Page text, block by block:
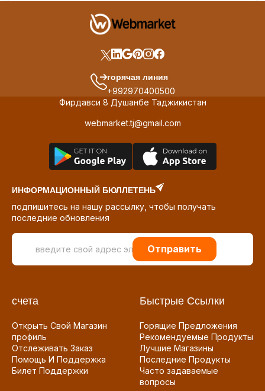
горячая линия
+992970400500
Фирдавси 8 Душанбе Таджикистан
webmarket.tj@gmail.com
ИНФОРМАЦИОННЫЙ БЮЛЛЕТЕНЬ
подпишитесь на нашу рассылку, чтобы получать
последние обновления
Отправить
счета
Открыть Свой Магазин
профиль
Отслеживать Заказ
Помощь И Поддержка
Билет Поддержки
Быстрые Ссылки
Горящие Предложения
Рекомендуемые Продукты
Лучшие Магазины
Последние Продукты
Часто задаваемые
вопросы